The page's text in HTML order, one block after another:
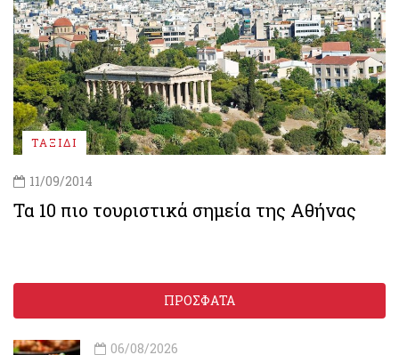
ΤΑΞΙΔΙ
11/09/2014
Τα 10 πιο τουριστικά σημεία της Αθήνας
ΠΡΟΣΦΑΤΑ
06/08/2026